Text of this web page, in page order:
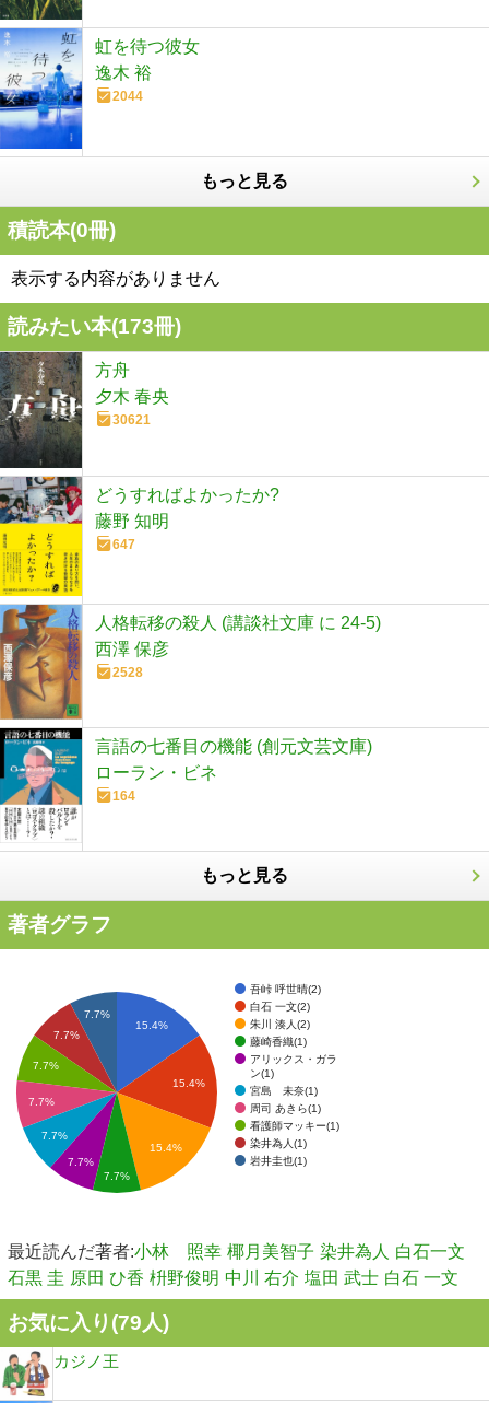
虹を待つ彼女
逸木 裕
2044
もっと見る
積読本(0冊)
表示する内容がありません
読みたい本(173冊)
方舟
夕木 春央
30621
どうすればよかったか?
藤野 知明
647
人格転移の殺人 (講談社文庫 に 24-5)
西澤 保彦
2528
言語の七番目の機能 (創元文芸文庫)
ローラン・ビネ
164
もっと見る
著者グラフ
吾峠 呼世晴(2)
白石 一文(2)
朱川 湊人(2)
藤崎香織(1)
アリックス・ガラ
ン(1)
宮島 未奈(1)
周司 あきら(1)
看護師マッキー(1)
染井為人(1)
岩井圭也(1)
15.4%
15.4%
15.4%
7.7%
7.7%
7.7%
7.7%
7.7%
7.7%
7.7%
最近読んだ著者:小林 照幸 椰月美智子 染井為人 白石一文
石黒 圭 原田 ひ香 枡野俊明 中川 右介 塩田 武士 白石 一文
お気に入り(79人)
カジノ王